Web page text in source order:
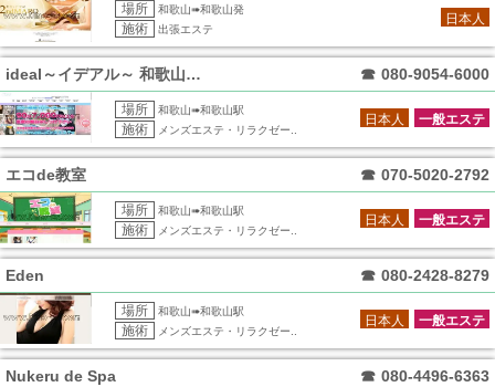
場所 和歌山➠和歌山発
施術 出張エステ
日本人
ideal～イデアル～ 和歌山ルーム ☎ 080-9054-6000
場所 和歌山➠和歌山駅
施術 メンズエステ・リラクゼー..
一般エステ
日本人
エコde教室 ☎ 070-5020-2792
場所 和歌山➠和歌山駅
施術 メンズエステ・リラクゼー..
一般エステ
日本人
Eden ☎ 080-2428-8279
場所 和歌山➠和歌山駅
施術 メンズエステ・リラクゼー..
一般エステ
日本人
Nukeru de Spa ☎ 080-4496-6363